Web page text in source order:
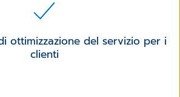
ottimizzazione del servizio per i
clienti